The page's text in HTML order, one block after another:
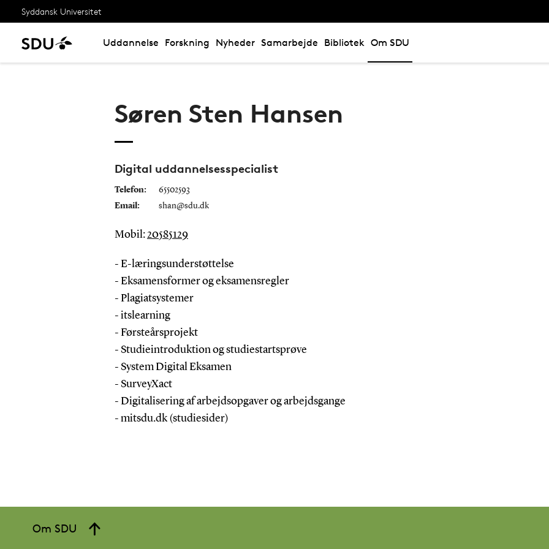
Syddansk Universitet
Uddannelse Forskning Nyheder Samarbejde Bibliotek Om SDU
Søren Sten Hansen
Digital uddannelsesspecialist
Telefon:
65502593
Email:
shan@sdu.dk
Mobil: 20585129
- E-læringsunderstøttelse
- Eksamensformer og eksamensregler
- Plagiatsystemer
- itslearning
- Førsteårsprojekt
- Studieintroduktion og studiestartsprøve
- System Digital Eksamen
- SurveyXact
- Digitalisering af arbejdsopgaver og arbejdsgange
- mitsdu.dk (studiesider)
Om SDU